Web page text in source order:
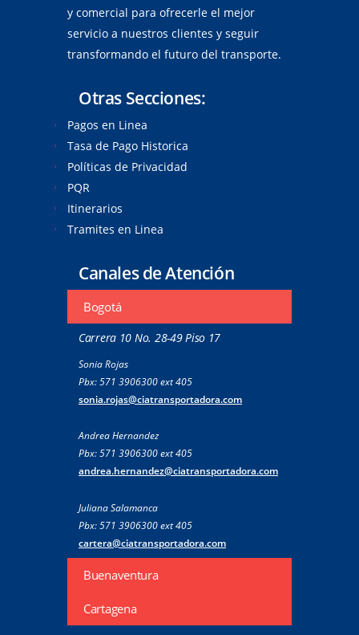
y comercial para ofrecerle el mejor
servicio a nuestros clientes y seguir
transformando el futuro del transporte.
Otras Secciones:
Pagos en Linea
Tasa de Pago Historica
Políticas de Privacidad
PQR
Itinerarios
Tramites en Linea
Canales de Atención
Bogotá
Carrera 10 No. 28-49 Piso 17
Sonia Rojas
Pbx: 571 3906300 ext 405
sonia.rojas@ciatransportadora.com
Andrea Hernandez
Pbx: 571 3906300 ext 405
andrea.hernandez@ciatransportadora.com
Juliana Salamanca
Pbx: 571 3906300 ext 405
cartera@ciatransportadora.com
Buenaventura
Cartagena